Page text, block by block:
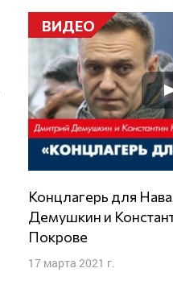
ВИДЕО
Концлагерь для Навального: Дмитрий
Демушкин и
Покрове
17 марта 2021 г.